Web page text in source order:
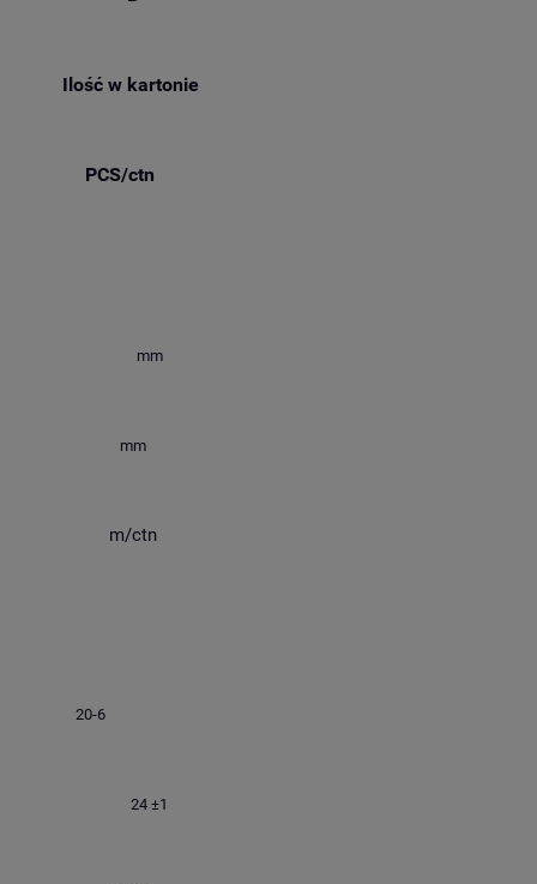
Ilość w kartonie
PCS/ctn
mm
mm
m/ctn
20-6
24 ±1